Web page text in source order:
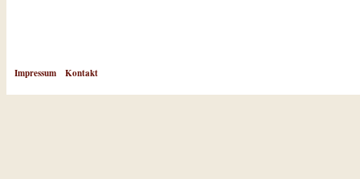
Impressum Kontakt